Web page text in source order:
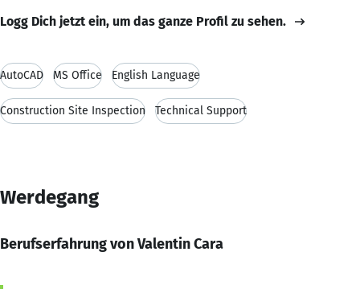
Logg Dich jetzt ein, um das ganze Profil zu sehen.
AutoCAD MS Office English Language
Construction Site Inspection Technical Support
Werdegang
Berufserfahrung von Valentin Cara